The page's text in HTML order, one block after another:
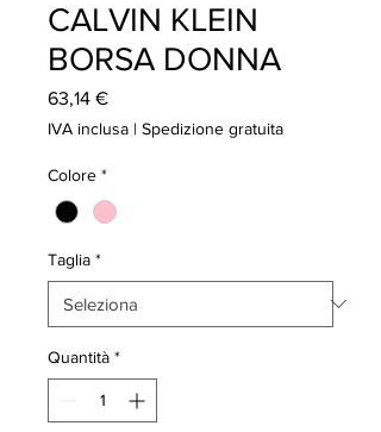
CALVIN KLEIN
BORSA DONNA
63,14 €Prezzo
IVA inclusa | Spedizione gratuita
Colore *
Taglia *
Quantità *